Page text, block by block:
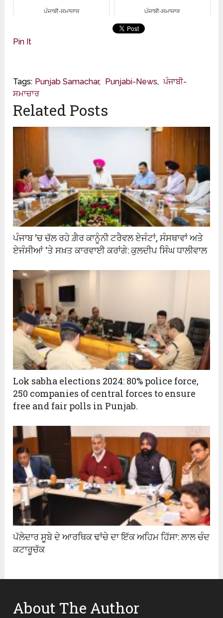
ਪੰਜਾਬੀ-ਸਮਾਚਾਰ ਪੰਜਾਬੀ-ਸਮਾਚਾਰ
Pin It
Tags: Punjab Samachar, Punjabi-News, ਪੰਜਾਬੀ-
ਸਮਾਚਾਰ
Related Posts
ਪੰਜਾਬ ‘ਚ ਚੱਲ ਰਹੇ ਗ਼ੈਰ ਕਾਨੂੰਨੀ ਟਰੈਵਲ ਏਜੰਟਾਂ, ਸੰਸਥਾਵਾਂ ਅਤੇ
ਏਜੰਸੀਆਂ ‘ਤੇ ਸਖ਼ਤ ਕਾਰਵਾਈ ਕਰਾਂਗੇ: ਕੁਲਦੀਪ ਸਿੰਘ ਧਾਲੀਵਾਲ
Lok sabha elections 2024: 80% police force,
250 companies of central forces to ensure
free and fair polls in Punjab.
ਪੱਲੇਦਾਰ ਸੂਬੇ ਦੇ ਆਰਥਿਕ ਢਾਂਚੇ ਦਾ ਇੱਕ ਅਹਿਮ ਹਿੱਸਾ: ਲਾਲ ਚੰਦ
ਕਟਾਰੂਚੱਕ
About The Author